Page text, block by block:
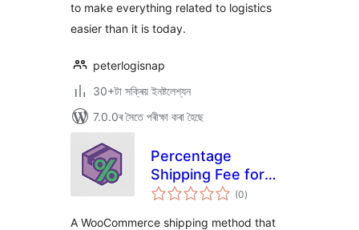
to make everything related to logistics
easier than it is today.
peterlogisnap
30+টা সক্ৰিয় ইনষ্টলেশ্যন
7.0.0ৰ সৈতে পৰীক্ষা কৰা হৈছে
Percentage
Shipping Fee for
WooCommerce
(0টা
মুঠ)
A WooCommerce shipping method that